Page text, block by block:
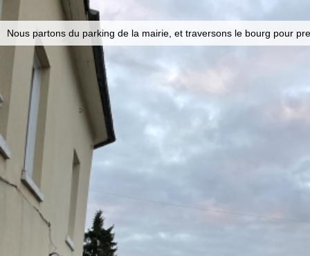
Nous partons du parking de la mairie, et traversons le bourg pour